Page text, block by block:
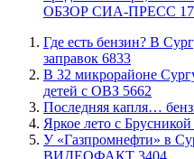
ОБЗОР СИА-ПРЕСС
​Где есть бензин? В
заправок 6833
В 32 микрорайоне
детей с ОВЗ 5662
​Последняя капля…
Яркое лето с Брусникой
У «Газпромнефти» в
ВИДЕОФАКТ 3404